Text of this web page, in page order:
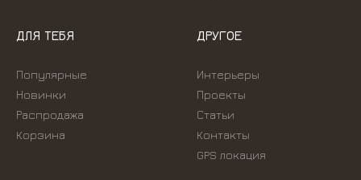
ДЛЯ ТЕБЯ
Популярные
Новинки
Распродажа
Корзина
ДРУГОЕ
Интерьеры
Проекты
Статьи
Контакты
GPS локация